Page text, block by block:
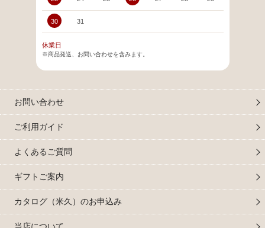
30 31
休業日
※商品発送、お問い合わせを含みます。
お問い合わせ
ご利用ガイド
よくあるご質問
ギフトご案内
カタログ（米久）のお申込み